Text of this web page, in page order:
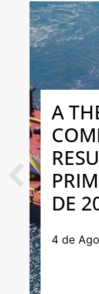
A
DE
4 de
Previous